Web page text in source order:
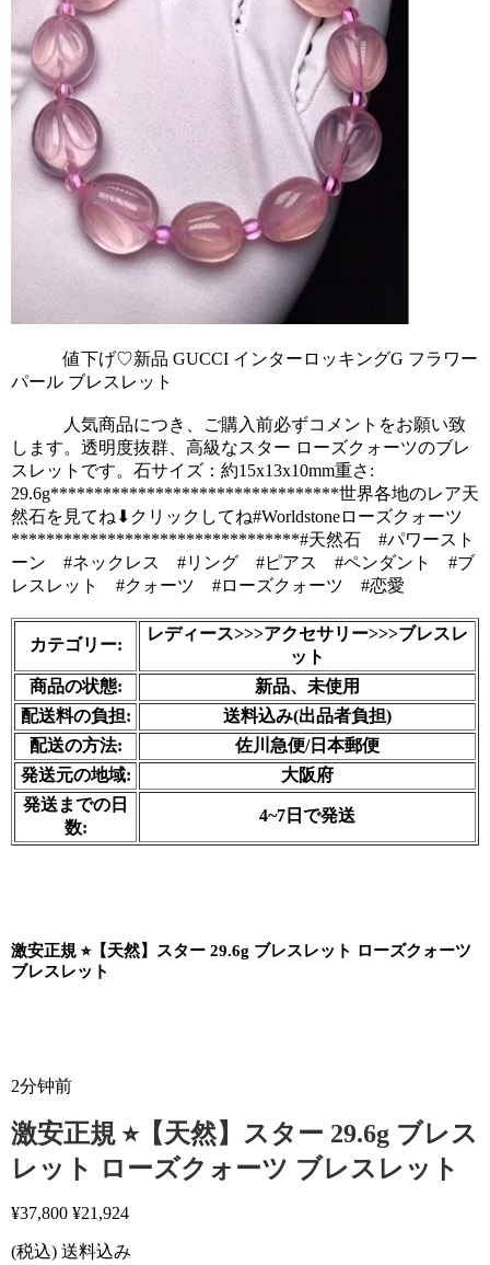
            値下げ♡新品 GUCCI インターロッキングG フラワー
パール ブレスレット
します。透明度抜群、高級なスター ローズクォーツのブレ
スレットです。石サイズ：約15x13x10mm重さ:
29.6g*********************************世界各地のレア天
然石を見てね⬇︎クリックしてね#Worldstoneローズクォーツ
*********************************#天然石　#パワースト
ーン　#ネックレス　#リング　#ピアス　#ペンダント　#ブ
レスレット　#クォーツ　#ローズクォーツ　#恋愛
カテゴリー:
レディース>>>アクセサリー>>>ブレスレ
ット
商品の状態:
新品、未使用
配送料の負担:
送料込み(出品者負担)
配送の方法:
佐川急便/日本郵便
発送元の地域:
大阪府
発送までの日
数:
4~7日で発送
激安正規 ⭐︎【天然】スター 29.6g ブレスレット ローズクォーツ
ブレスレット
2分钟前
激安正規 ⭐︎【天然】スター 29.6g ブレス
レット ローズクォーツ ブレスレット
¥37,800 ¥21,924
(税込) 送料込み